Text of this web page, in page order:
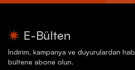
E-Bülten
İndirim, kampanya ve duyurulardan
bültene abone olun.